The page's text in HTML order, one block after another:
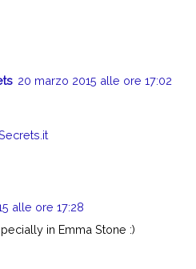
20 marzo 2015 alle ore 17:02
alle ore 17:28
in Emma Stone :)